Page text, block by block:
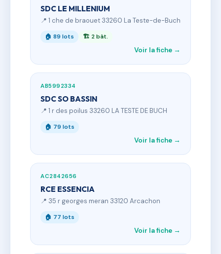
SDC LE MILLENIUM
📍 1 che de braouet 33260 La Teste-de-Buch
🏠 89 lots 🏗 2 bât.
Voir la fiche →
AB5992334
SDC SO BASSIN
📍 1 r des poilus 33260 LA TESTE DE BUCH
🏠 79 lots
Voir la fiche →
AC2842656
RCE ESSENCIA
📍 35 r georges meran 33120 Arcachon
🏠 77 lots
Voir la fiche →